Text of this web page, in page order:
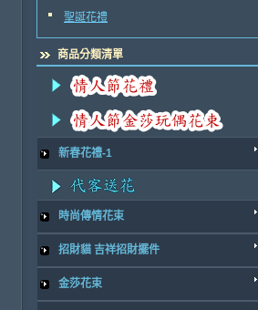
聖誕花禮
商品分類清單
新春花禮-1
時尚傳情花束
招財貓 吉祥招財擺件
金莎花束